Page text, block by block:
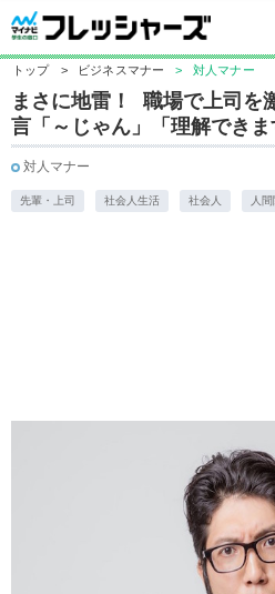
トップ > ビジネスマナー > 対人マナー
まさに地雷！ 職場で上司を
言「～じゃん」「理解できま
対人マナー
先輩・上司 社会人生活 社会人 人